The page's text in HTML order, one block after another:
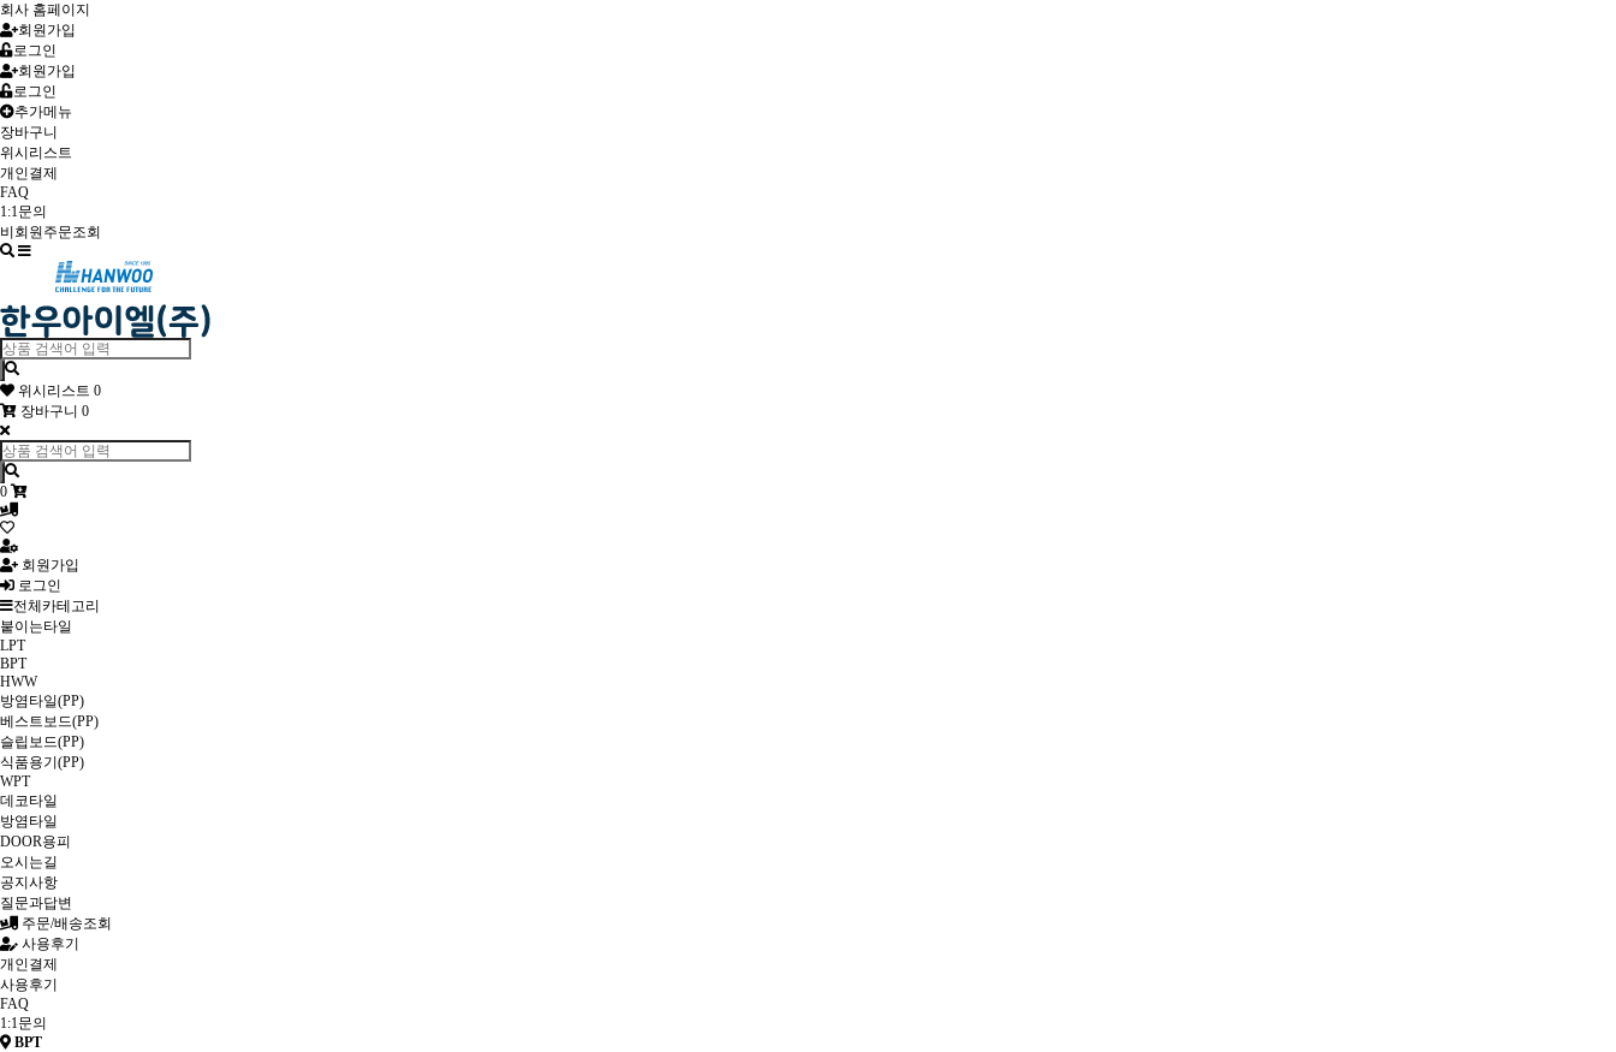
회사 홈페이지
회원가입
로그인
회원가입
로그인
추가메뉴
장바구니
위시리스트
개인결제
FAQ
1:1문의
비회원주문조회
Toggle
navigation
위시리스트 0
장바구니 0
0
회원가입
로그인
전체카테고리
붙이는타일
LPT
BPT
HWW
방염타일(PP)
베스트보드(PP)
슬립보드(PP)
식품용기(PP)
WPT
데코타일
방염타일
DOOR용피
오시는길
공지사항
질문과답변
주문/배송조회
사용후기
개인결제
사용후기
FAQ
1:1문의
BPT